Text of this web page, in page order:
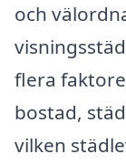
och
flera
bostad,
vilken